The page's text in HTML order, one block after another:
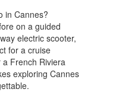
in Cannes?
on a guided
electric scooter,
for a cruise
French Riviera
exploring Cannes